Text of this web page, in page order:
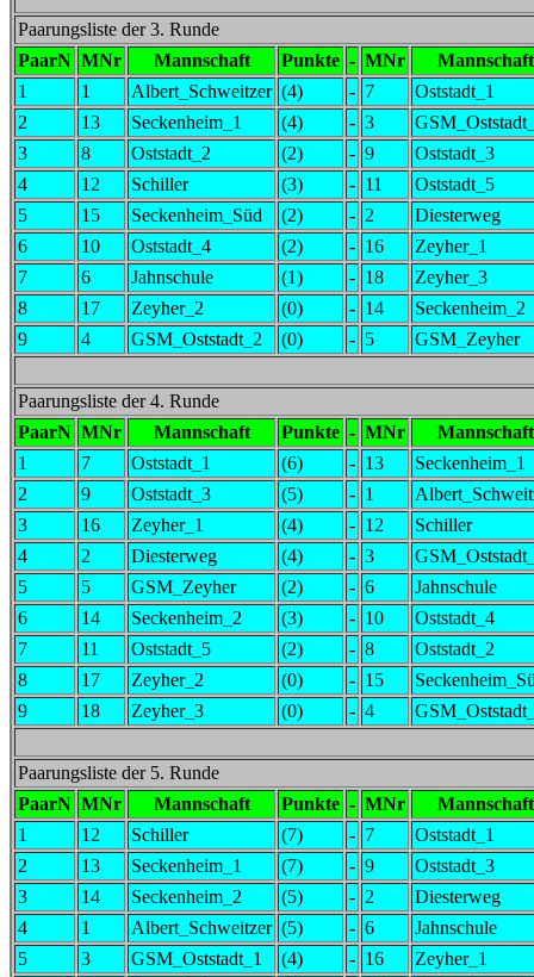
Paarungsliste der 3. Runde
PaarN MNr Mannschaft Punkte - MNr
Mannschaft
1
1 Albert_Schweitzer (4) - 7
Oststadt_1
2
13 Seckenheim_1 (4) - 3
3
8 Oststadt_2 (2) - 9
Oststadt_3
4
12 Schiller (3) - 11
Oststadt_5
5
15 Seckenheim_Süd (2) - 2
Diesterweg
6
10 Oststadt_4 (2) - 16
Zeyher_1
7
6 Jahnschule (1) - 18
Zeyher_3
8
17 Zeyher_2 (0) - 14
Seckenheim_2
9
4 GSM_Oststadt_2 (0) - 5 GSM_Zeyher
Paarungsliste der 4. Runde
PaarN MNr Mannschaft Punkte - MNr
Mannschaft
1
7 Oststadt_1 (6) - 13
Seckenheim_1
2
9 Oststadt_3 (5) - 1
3
16 Zeyher_1 (4) - 12
Schiller
4
2 Diesterweg (4) - 3
5
5 GSM_Zeyher (2) - 6
Jahnschule
6
14 Seckenheim_2 (3) - 10
Oststadt_4
7
11 Oststadt_5 (2) - 8
Oststadt_2
8
17 Zeyher_2 (0) - 15
9
18 Zeyher_3 (0) - 4
Paarungsliste der 5. Runde
PaarN MNr Mannschaft Punkte - MNr
Mannschaft
1
12 Schiller (7) - 7
Oststadt_1
2
13 Seckenheim_1 (7) - 9
Oststadt_3
3
14 Seckenheim_2 (5) - 2
Diesterweg
4
1 Albert_Schweitzer (5) - 6
Jahnschule
5
3 GSM_Oststadt_1 (4) - 16
Zeyher_1